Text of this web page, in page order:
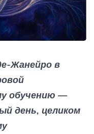
Жанейро в
обучению —
день, целиком